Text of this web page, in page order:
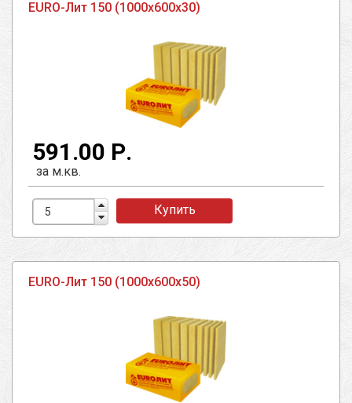
EURO-Лит 150 (1000х600х30)
591.00 Р.
за м.кв.
Купить
EURO-Лит 150 (1000х600х50)